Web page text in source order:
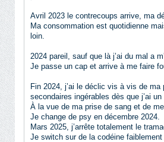
Avril 2023 le contrecoups arrive, ma
Ma consommation est quotidienne
loin.
2024 pareil, sauf que là j’ai du mal a
Je passe un cap et arrive à me faire
Fin 2024, j’ai le déclic vis à vis de
secondaires ingérables dès que j’ai un
À la vue de ma prise de sang et de
Je change de psy en décembre 2024.
Mars 2025, j’arrête totalement le
Je switch sur de la codéine faiblement